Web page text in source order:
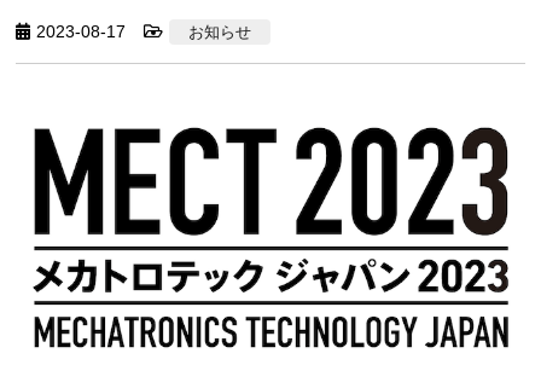
2023-08-17 お知らせ